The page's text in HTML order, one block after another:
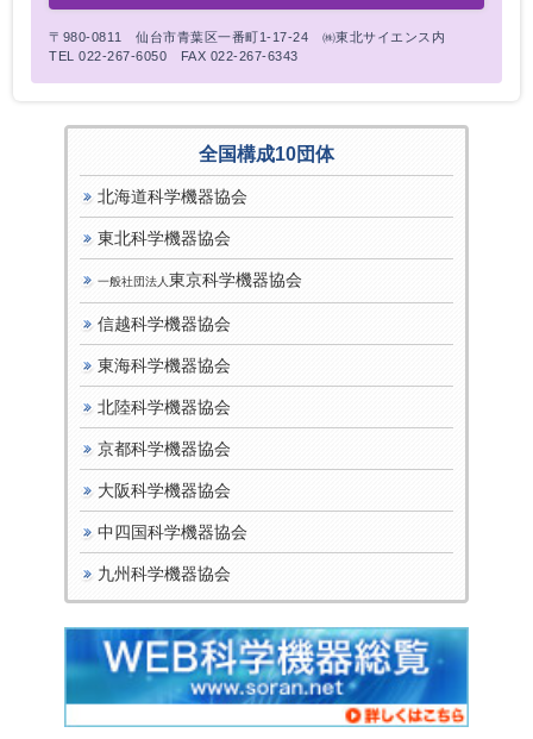
〒980-0811 仙台市青葉区一番町1-17-24 ㈱東北サイエンス内
TEL 022-267-6050 FAX 022-267-6343
全国構成10団体
北海道科学機器協会
東北科学機器協会
一般社団法人 東京科学機器協会
信越科学機器協会
東海科学機器協会
北陸科学機器協会
京都科学機器協会
大阪科学機器協会
中四国科学機器協会
九州科学機器協会